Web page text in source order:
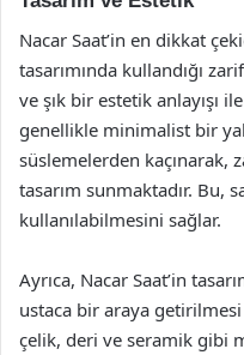
Nacar Saat’in en dikkat
tasarımında kullandığı
ve şık bir estetik anlayışı
genellikle minimalist bir
süslemelerden kaçınarak,
tasarım sunmaktadır. Bu,
kullanılabilmesini sağlar.
Ayrıca, Nacar Saat’in
ustaca bir araya
çelik, deri ve seramik gibi